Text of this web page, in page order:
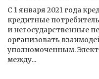
С 1 января 2021 года
кредитные
и негосударственные
организовать
уполномоченным.
между...